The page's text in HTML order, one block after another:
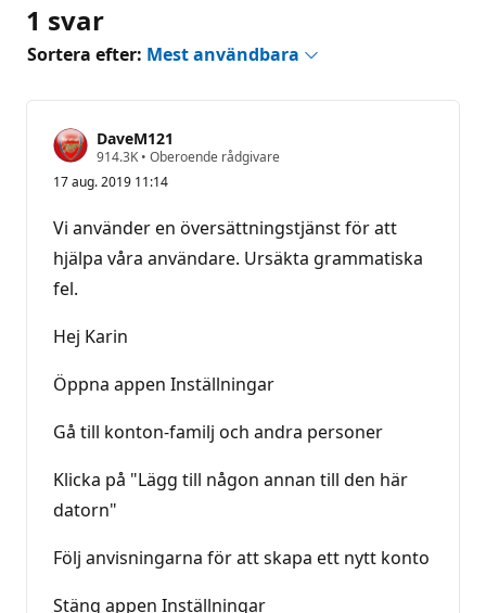
1 svar
Sortera efter: Mest användbara
DaveM121
914.3K R
k
e
s
p
o
• Oberoende rådgivare
17 aug. 2019 11:14
Vi använder en översättningstjänst för att
hjälpa våra användare. Ursäkta grammatiska
fel.
Hej Karin
Öppna appen Inställningar
Gå till konton-familj och andra personer
Klicka på "Lägg till någon annan till den här
datorn"
Följ anvisningarna för att skapa ett nytt konto
Stäng appen Inställningar